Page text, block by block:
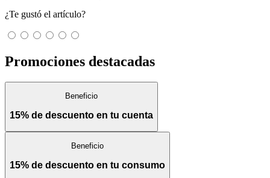
¿Te gustó el artículo?
Promociones destacadas
Beneficio
15% de descuento en tu cuenta
Beneficio
15% de descuento en tu consumo